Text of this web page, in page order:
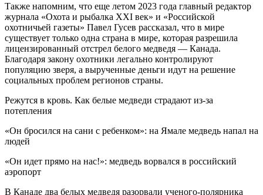
Также напомним, что еще летом 2023 года главный редактор
журнала «Охота и рыбалка XXI век» и «Российской
охотничьей газеты» Павел Гусев рассказал, что в мире
существует только одна страна в мире, которая разрешила
лицензированный отстрел белого медведя — Канада.
Благодаря закону охотники легально контролируют
популяцию зверя, а вырученные деньги идут на решение
социальных проблем регионов страны.
Режутся в кровь. Как белые медведи страдают из-за
потепления
«Он бросился на сани с ребенком»: на Ямале медведь напал на
людей
«Он идет прямо на нас!»: медведь ворвался в российский
аэропорт
В Канаде два белых медведя разорвали ученого-полярника